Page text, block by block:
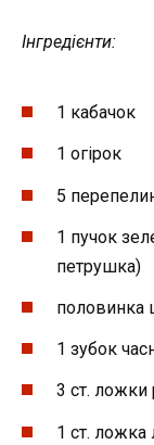
Інгредієнти:
1 кабачок
1 огірок
5
1 пучок
петрушка)
половинка
1 зубок
3 ст. ложки
1 ст. ложка